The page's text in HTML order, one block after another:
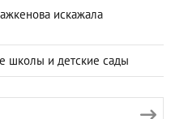
искажала
школы и детские сады